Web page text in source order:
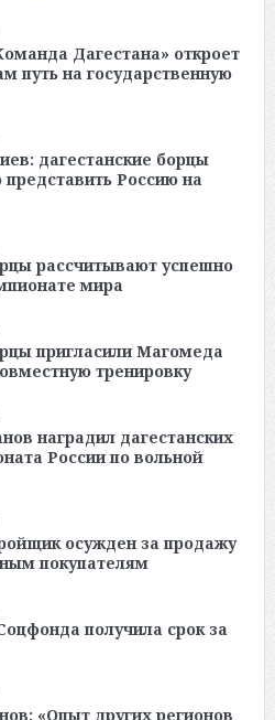
Дагестана» откроет
путь на государственную
дагестанские борцы
Россию на
рассчитывают успешно
мира
пригласили Магомеда
тренировку
наградил дагестанских
России по вольной
осужден за продажу
покупателям
получила срок за
«Опыт других регионов